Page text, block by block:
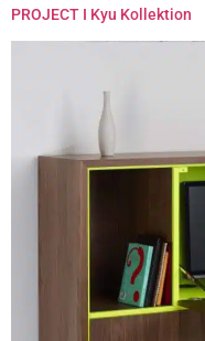
PROJECT I Kyu Kollektion